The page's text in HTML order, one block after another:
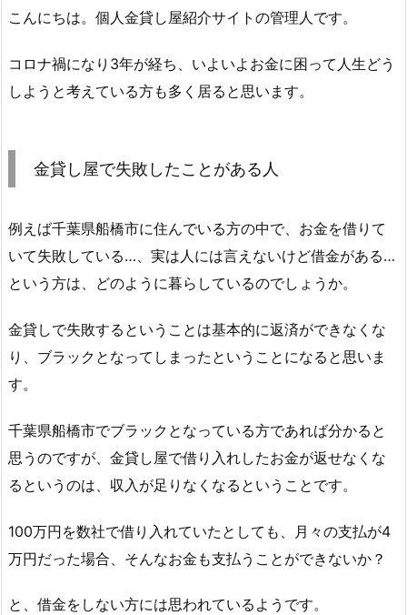
こんにちは。個人金貸し屋紹介サイトの管理人です。
コロナ禍になり3年が経ち、いよいよお金に困って人生どう
しようと考えている方も多く居ると思います。
金貸し屋で失敗したことがある人
例えば千葉県船橋市に住んでいる方の中で、お金を借りて
いて失敗している…、実は人には言えないけど借金がある…
という方は、どのように暮らしているのでしょうか。
金貸しで失敗するということは基本的に返済ができなくな
り、ブラックとなってしまったということになると思いま
す。
千葉県船橋市でブラックとなっている方であれば分かると
思うのですが、金貸し屋で借り入れしたお金が返せなくな
るというのは、収入が足りなくなるということです。
100万円を数社で借り入れていたとしても、月々の支払が4
万円だった場合、そんなお金も支払うことができないか？
と、借金をしない方には思われているようです。